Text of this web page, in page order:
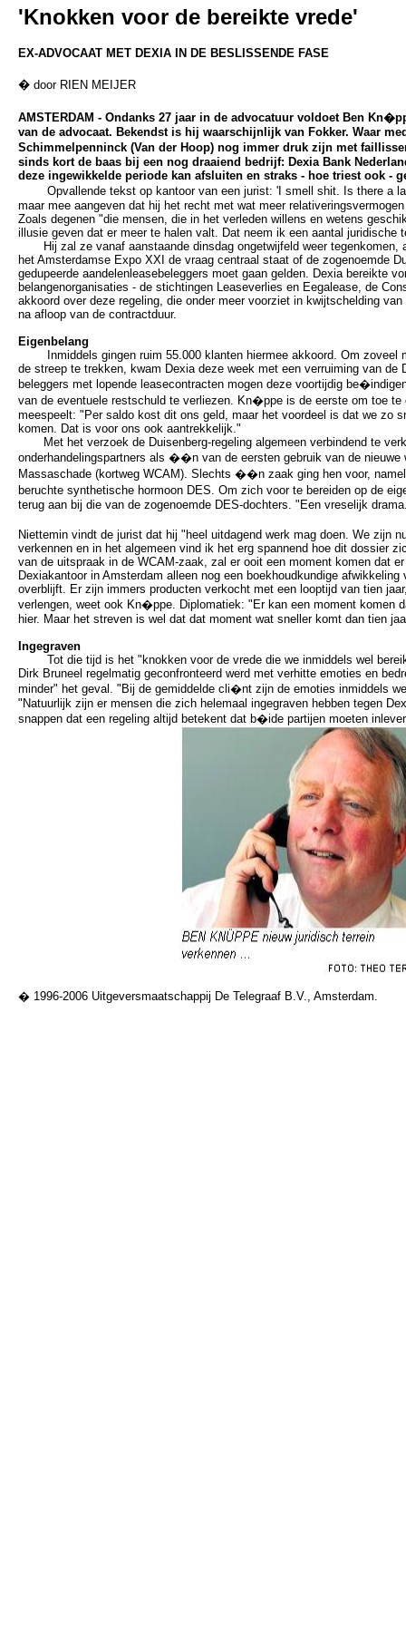
'Knokken voor de bereikte vrede'
EX-ADVOCAAT MET DEXIA IN DE BESLISSENDE FASE
� door RIEN MEIJER
AMSTERDAM - Ondanks 27 jaar in de advocatuur voldoet Ben
van de advocaat. Bekendst is hij waarschijnlijk van Fokker. Waar
Schimmelpenninck (Van der Hoop) nog immer druk zijn met
sinds kort de baas bij een nog draaiend bedrijf: Dexia Bank
deze ingewikkelde periode kan afsluiten en straks - hoe triest ook -
Opvallende tekst op kantoor van een jurist: 'I smell shit. Is there a
maar mee aangeven dat hij het recht met wat meer
Zoals degenen "die mensen, die in het verleden willens en wetens
illusie geven dat er meer te halen valt. Dat neem ik een aantal juridische
Hij zal ze vanaf aanstaande dinsdag ongetwijfeld weer tegenkomen,
het Amsterdamse Expo XXI de vraag centraal staat of de zogenoemde
gedupeerde aandelenleasebeleggers moet gaan gelden. Dexia bereikte
belangenorganisaties - de stichtingen Leaseverlies en Eegalease, de
akkoord over deze regeling, die onder meer voorziet in kwijtschelding
na afloop van de contractduur.
Eigenbelang
Inmiddels gingen ruim 55.000 klanten hiermee akkoord. Om zoveel
de streep te trekken, kwam Dexia deze week met een verruiming van de
beleggers met lopende leasecontracten mogen deze voortijdig
van de eventuele restschuld te verliezen. Kn�ppe is de eerste om toe te
meespeelt: "Per saldo kost dit ons geld, maar het voordeel is dat we zo
komen. Dat is voor ons ook aantrekkelijk."
Met het verzoek de Duisenberg-regeling algemeen verbindend te
onderhandelingspartners als ��n van de eersten gebruik van de nieuwe
Massaschade (kortweg WCAM). Slechts ��n zaak ging hen voor,
beruchte synthetische hormoon DES. Om zich voor te bereiden op de
terug aan bij die van de zogenoemde DES-dochters. "Een vreselijk
Niettemin vindt de jurist dat hij "heel uitdagend werk mag doen. We zijn
verkennen en in het algemeen vind ik het erg spannend hoe dit dossier
van de uitspraak in de WCAM-zaak, zal er ooit een moment komen dat
Dexiakantoor in Amsterdam alleen nog een boekhoudkundige
overblijft. Er zijn immers producten verkocht met een looptijd van tien
verlengen, weet ook Kn�ppe. Diplomatiek: "Er kan een moment komen
hier. Maar het streven is wel dat dat moment wat sneller komt dan tien
Ingegraven
Tot die tijd is het "knokken voor de vrede die we inmiddels wel
Dirk Bruneel regelmatig geconfronteerd werd met verhitte emoties en
minder" het geval. "Bij de gemiddelde cli�nt zijn de emoties inmiddels
"Natuurlijk zijn er mensen die zich helemaal ingegraven hebben tegen
snappen dat een regeling altijd betekent dat b�ide partijen moeten
� 1996-2006 Uitgeversmaatschappij De Telegraaf B.V., Amsterdam.